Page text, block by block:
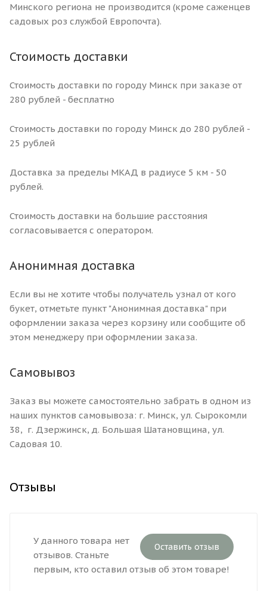
Минского региона не производится (кроме саженцев
садовых роз службой Европочта).
Стоимость доставки
Стоимость доставки по городу Минск при заказе от
280 рублей - бесплатно
Стоимость доставки по городу Минск до 280 рублей -
25 рублей
Доставка за пределы МКАД в радиусе 5 км - 50
рублей.
Стоимость доставки на большие расстояния
согласовывается с оператором.
Анонимная доставка
Если вы не хотите чтобы получатель узнал от кого
букет, отметьте пункт "Анонимная доставка" при
оформлении заказа через корзину или сообщите об
этом менеджеру при оформлении заказа.
Самовывоз
Заказ вы можете самостоятельно забрать в одном из
наших пунктов самовывоза: г. Минск, ул. Сырокомли
38, г. Дзержинск, д. Большая Шатановщина, ул.
Садовая 10.
Отзывы
Оставить отзыв
У данного товара нет
отзывов. Станьте
первым, кто оставил отзыв об этом товаре!